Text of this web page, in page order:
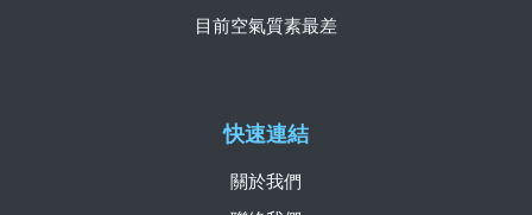
快速連結
關於我們
目前空氣質素最差